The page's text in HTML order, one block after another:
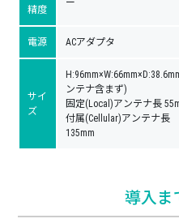
精度
電源 ACアダプタ
サイ
ズ
ンテナ含まず)
固定(Local)アンテナ長
付属(Cellular)アンテナ長
135mm
導入ま